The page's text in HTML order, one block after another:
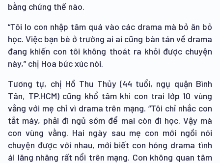
bằng chứng thế nào.
“Tôi lo con nhập tâm quá vào các drama mà bỏ ăn bỏ
học. Việc bạn bè ở trường ai ai cũng bàn tán về drama
đang khiến con tôi không thoát ra khỏi được chuyện
này,” chị Hoa bức xúc nói.
Tương tự, chị Hồ Thu Thủy (44 tuổi, ngụ quận Bình
Tân, TP.HCM) cũng khổ tâm khi con trai lớp 10 vùng
vằng với mẹ chỉ vì drama trên mạng. “Tôi chỉ nhắc con
tắt máy, phải đi ngủ sớm để mai còn đi học. Vậy mà
con vùng vằng. Hai ngày sau mẹ con mới ngồi nói
chuyện được với nhau, mới biết con hóng drama tình
ái lăng nhăng rất nổi trên mạng. Con không quan tâm